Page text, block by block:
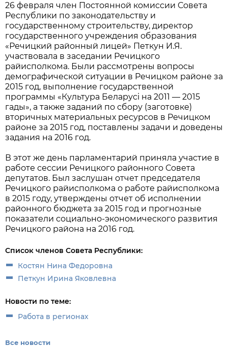
26 февраля член Постоянной комиссии Совета
Республики по законодательству и
государственному строительству, директор
государственного учреждения образования
«Речицкий районный лицей» Петкун И.Я.
участвовала в заседании Речицкого
райисполкома. Были рассмотрены вопросы
демографической ситуации в Речицком районе за
2015 год, выполнение государственной
программы «Культура Беларусі на 2011 — 2015
гады», а также заданий по сбору (заготовке)
вторичных материальных ресурсов в Речицком
районе за 2015 год, поставлены задачи и доведены
задания на 2016 год.
В этот же день парламентарий приняла участие в
работе сессии Речицкого районного Совета
депутатов. Был заслушан отчет председателя
Речицкого райисполкома о работе райисполкома
в 2015 году, утверждены отчет об исполнении
районного бюджета за 2015 год и прогнозные
показатели социально-экономического развития
Речицкого района на 2016 год.
Список членов Совета Республики:
Костян Нина Федоровна
Петкун Ирина Яковлевна
Новости по теме:
Работа в регионах
Все новости